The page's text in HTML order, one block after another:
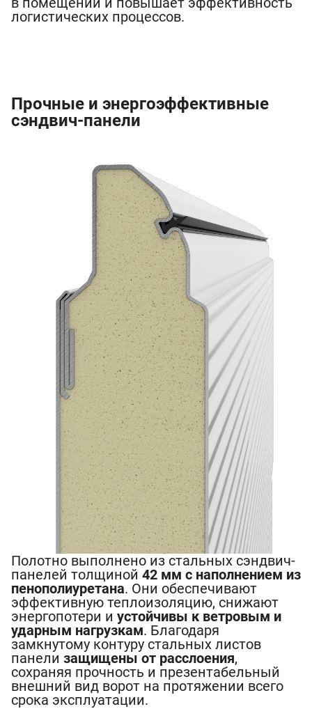
логистических процессов.
Прочные и энергоэффективные
сэндвич-панели
Полотно выполнено из стальных сэндвич-
панелей толщиной 42 мм с наполнением из
пенополиуретана. Они обеспечивают
эффективную теплоизоляцию, снижают
энергопотери и устойчивы к ветровым и
ударным нагрузкам. Благодаря
замкнутому контуру стальных листов
панели защищены от расслоения,
сохраняя прочность и презентабельный
внешний вид ворот на протяжении всего
срока эксплуатации.